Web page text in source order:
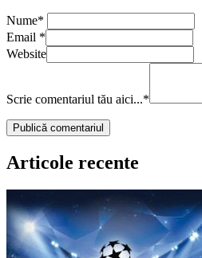
Nume*
Email *
Website
Scrie comentariul tău aici...*
Articole recente